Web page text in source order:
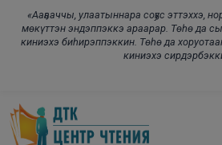
«Ааҕааччы, улаатыннара соҕус эттэххэ,
мөкүттэн эндэппэккэ араарар. Төһө да
киниэхэ биһирэппэккин. Төһө да
киниэхэ
Skip to main content